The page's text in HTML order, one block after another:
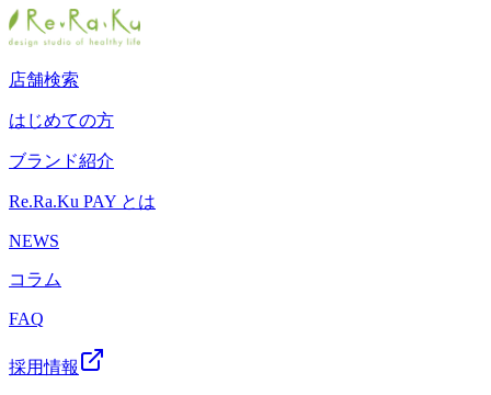
店舗検索
はじめての方
ブランド紹介
Re.Ra.Ku PAY とは
NEWS
コラム
FAQ
採用情報